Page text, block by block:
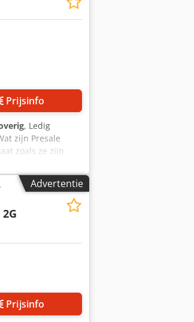
Prijsinfo
, Ledig
zijn Presale
zoals ze zijn
ze met de
details, zoals
en zijn ze
wat betekent dat
goed op de
aanwezig: Ja -
- Werkniveau:
-
prijs is
mogelijk van
Advertentie
Prijsinfo